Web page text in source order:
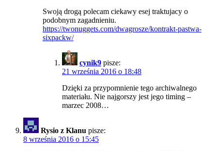
Swoją drogą polecam ciekawy esej traktujacy o
podobnym zagadnieniu.
https://twonuggets.com/dwagrosze/kontrakt-pastwa-
sixpackw/
cynik9 pisze:
21 września 2016 o 18:48
Dzięki za przypomnienie tego archiwalnego
materiału. Nie najgorszy jest jego timing –
marzec 2008…
Rysio z Klanu pisze:
8 września 2016 o 15:45